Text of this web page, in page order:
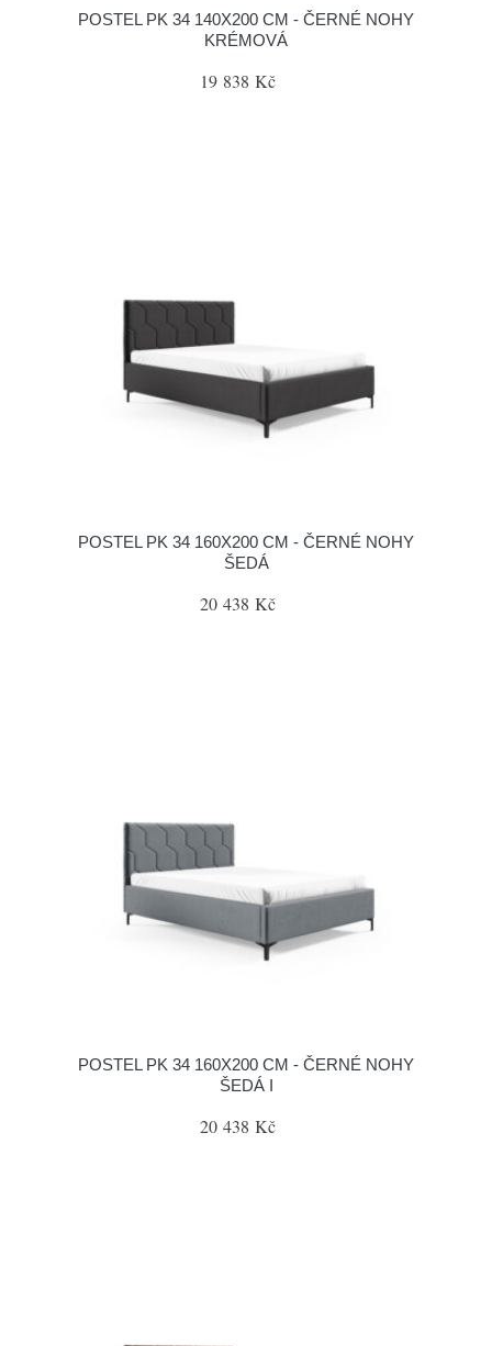
POSTEL PK 34 140X200 CM - ČERNÉ NOHY
KRÉMOVÁ
19 838 Kč
POSTEL PK 34 160X200 CM - ČERNÉ NOHY
ŠEDÁ
20 438 Kč
POSTEL PK 34 160X200 CM - ČERNÉ NOHY
ŠEDÁ I
20 438 Kč